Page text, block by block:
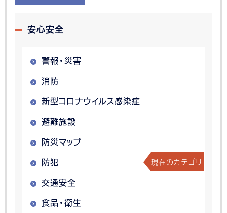
安心安全
警報・災害
消防
新型コロナウイルス感染症
避難施設
防災マップ
防犯 現在のカテゴリ
交通安全
食品・衛生